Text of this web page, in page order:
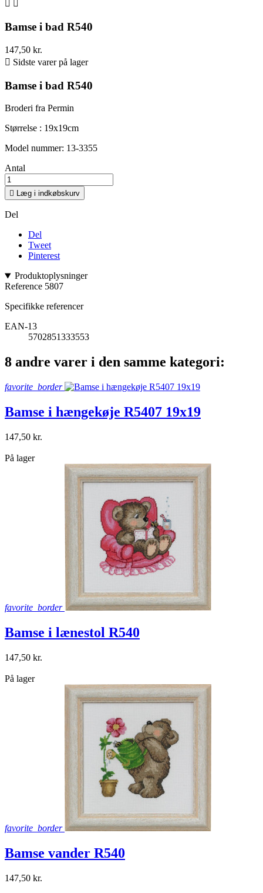
 
Bamse i bad R540
147,50 kr.
 Sidste varer på lager
Bamse i bad R540
Broderi fra Permin
Størrelse : 19x19cm
Model nummer: 13-3355
Antal
 Læg i indkøbskurv
Del
Del
Tweet
Pinterest
Produktoplysninger
Reference 5807
Specifikke referencer
EAN-13
5702851333553
8 andre varer i den samme kategori:
favorite_border
Bamse i hængekøje R5407 19x19
147,50 kr.
På lager
favorite_border
Bamse i lænestol R540
147,50 kr.
På lager
favorite_border
Bamse vander R540
147,50 kr.